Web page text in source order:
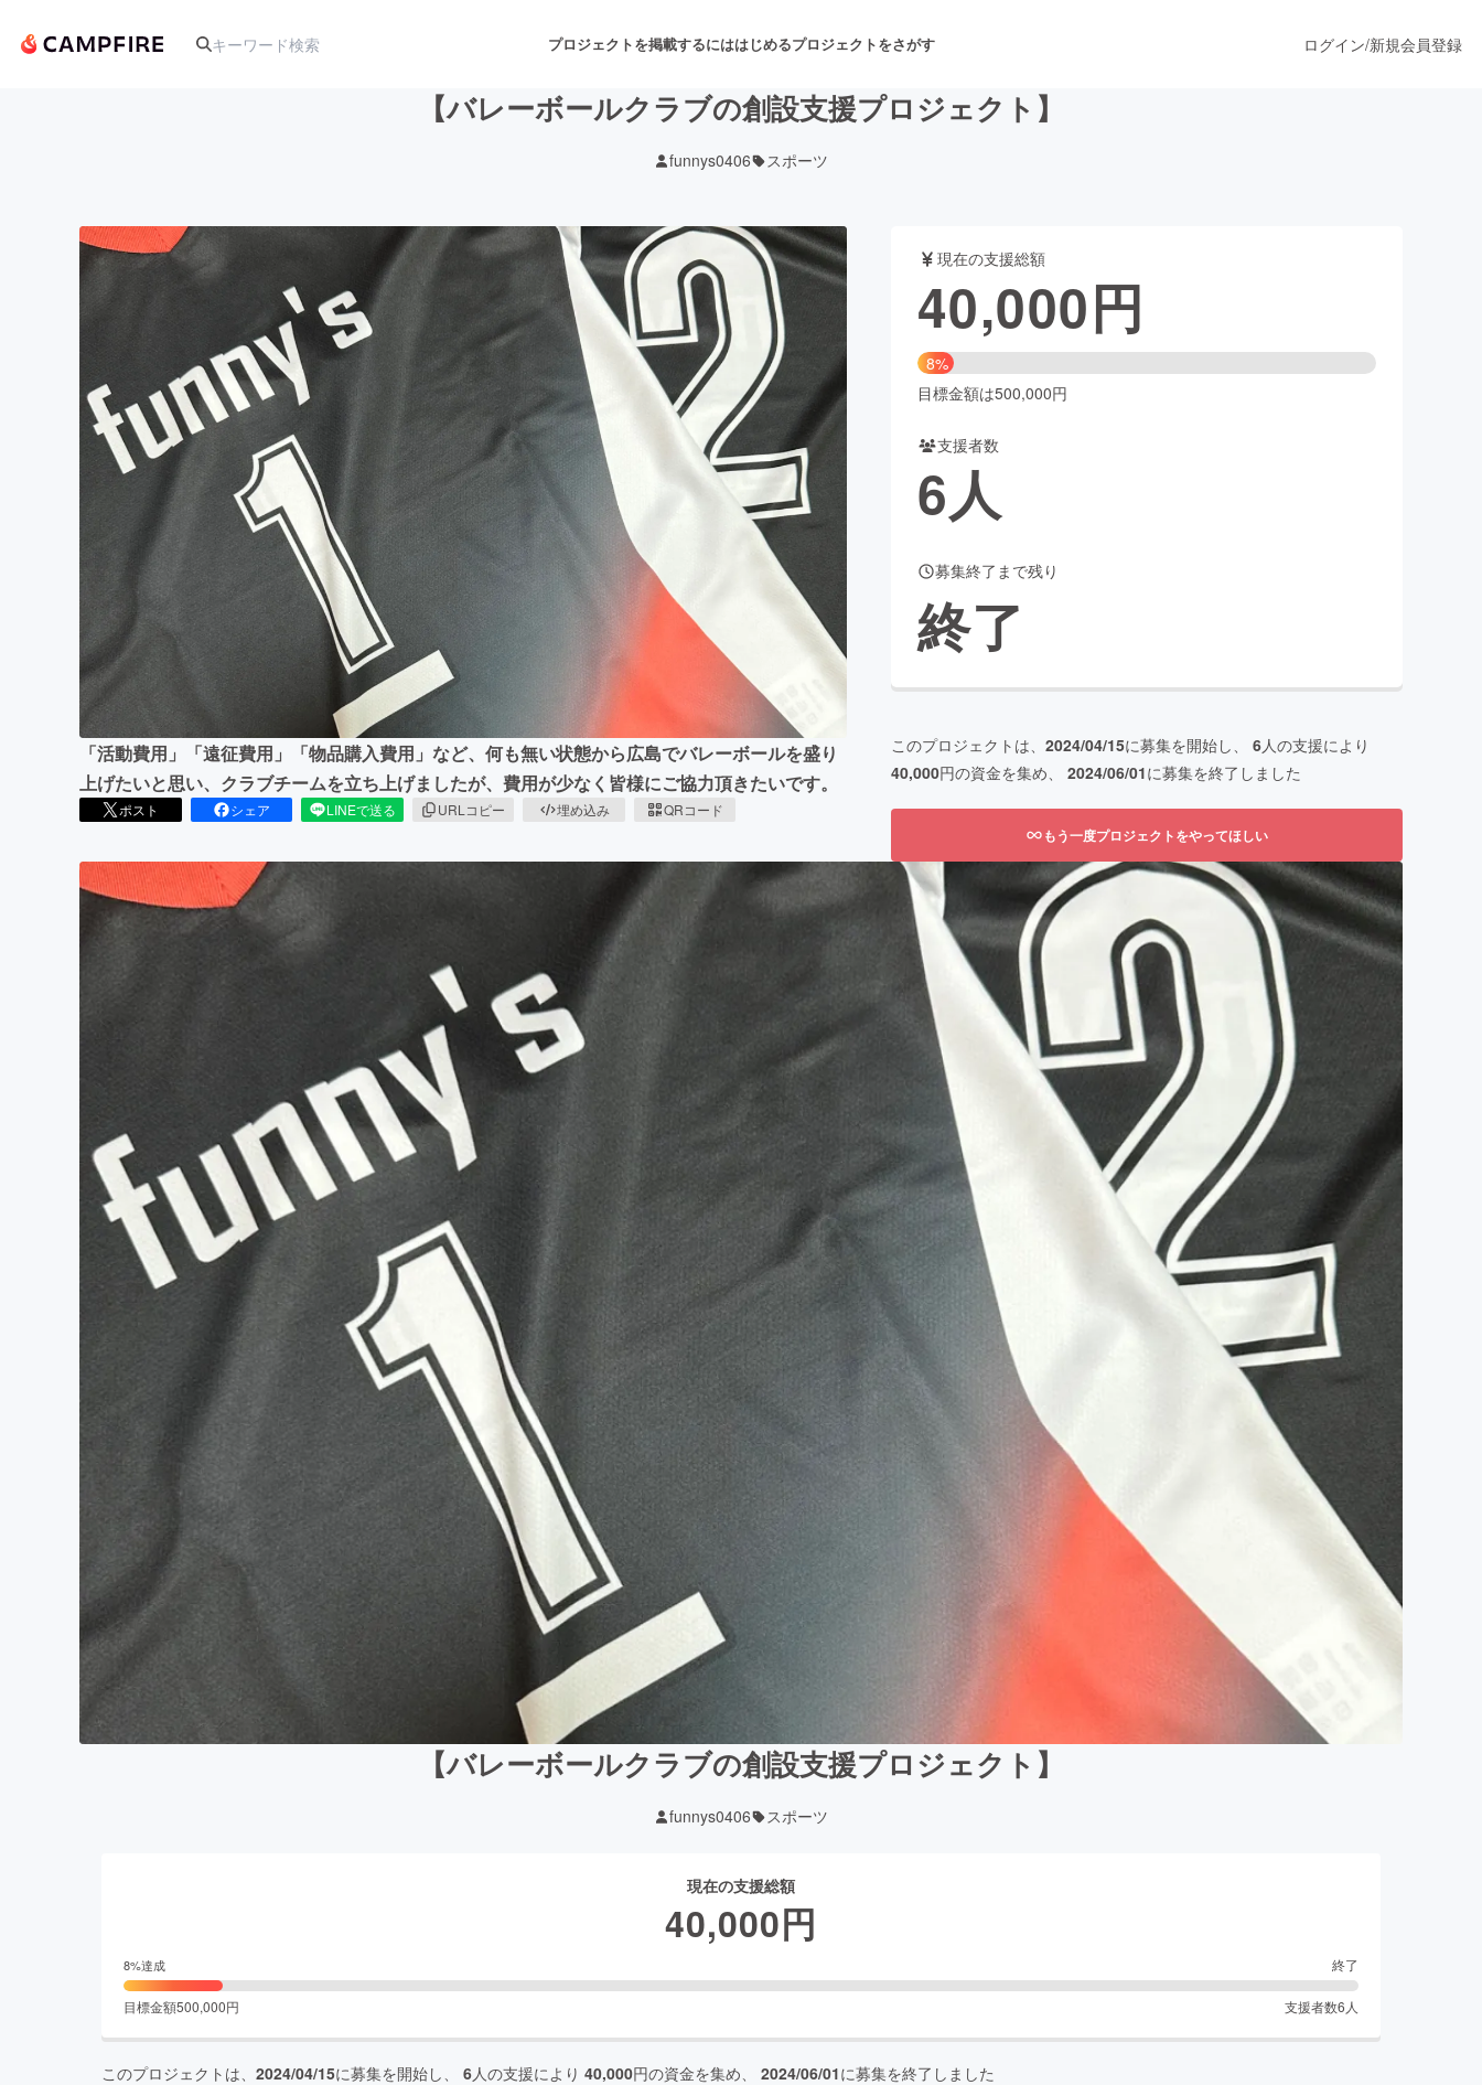
プロジェクトを掲載するにははじめるプロジェクトをさがす
舞台・パフォーマンス
テクノロジー・ガジェット ゲーム・サービス開発 ファッション
映像・映画 書籍・雑誌出版 アニメ・漫画
ビジネス・起業 チャレンジ ビューティー・ヘルスケア
まちづくり・地域活性化
CAMPFIRE for Social Good
CAMPFIRE Creation
CAMPFIREふるさと納税
machi-yaコミュニティ
ログイン/新規会員登録
【バレーボールクラブの創設支援プロジェクト】
funnys0406 スポーツ
「活動費用」「遠征費用」「物品購入費用」など、何も無い状態から広島でバレーボールを盛り
上げたいと思い、クラブチームを立ち上げましたが、費用が少なく皆様にご協力頂きたいです。
ポスト シェア LINEで送る URLコピー 埋め込み QRコード
現在の支援総額
40,000円
8%
目標金額は500,000円
支援者数
6人
募集終了まで残り
終了
このプロジェクトは、 2024/04/15に募集を開始し、 6人の支援により
40,000円の資金を集め、 2024/06/01に募集を終了しました
もう一度プロジェクトをやってほしい
【バレーボールクラブの創設支援プロジェクト】
funnys0406 スポーツ
現在の支援総額
40,000円
8%達成 終了
目標金額500,000円 支援者数6 人
このプロジェクトは、 2024/04/15に募集を開始し、 6人の支援により 40,000円の資金を集め、 2024/06/01に募集を終了しました